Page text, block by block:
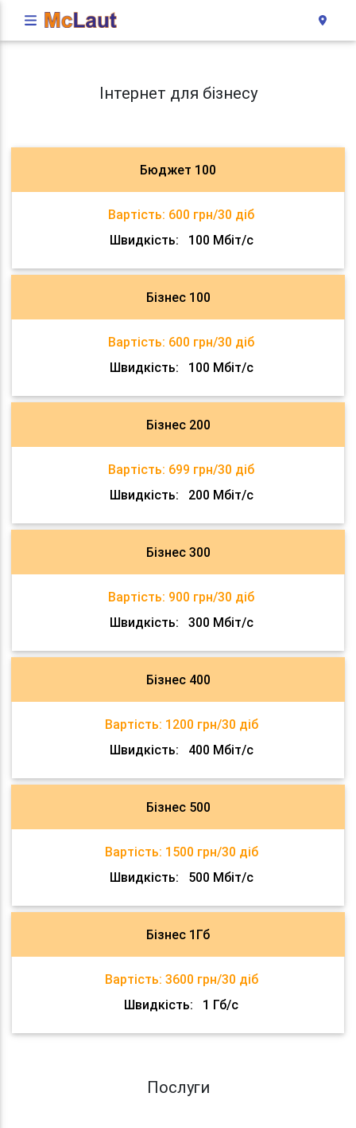
Інтернет для бізнесу
Бюджет 100
Вартість: 600 грн/30 діб
Швидкість:
100 Мбіт/с
Бізнес 100
Вартість: 600 грн/30 діб
Швидкість:
100 Мбіт/с
Бізнес 200
Вартість: 699 грн/30 діб
Швидкість:
200 Мбіт/с
Бізнес 300
Вартість: 900 грн/30 діб
Швидкість:
300 Мбіт/с
Бізнес 400
Вартість: 1200 грн/30 діб
Швидкість:
400 Мбіт/с
Бізнес 500
Вартість: 1500 грн/30 діб
Швидкість:
500 Мбіт/с
Бізнес 1Гб
Вартість: 3600 грн/30 діб
Швидкість:
1 Гб/с
Послуги